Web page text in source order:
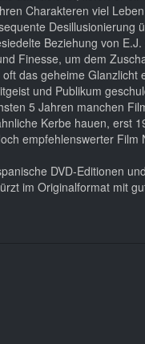
Charakteren viel
Beziehung von
Finesse, um dem
das geheime
und Publikum
5 Jahren manchen
Kerbe hauen, erst
empfehlenswerter
DVD-Editionen
im Originalformat mit